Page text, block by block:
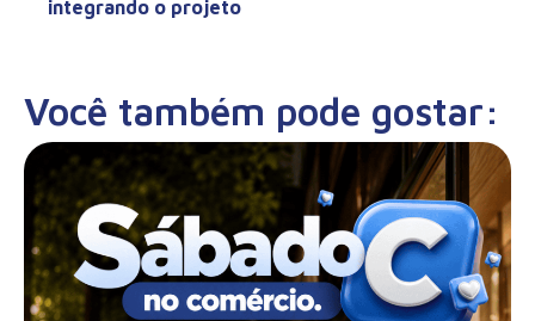
integrando o projeto
Você também pode gostar: